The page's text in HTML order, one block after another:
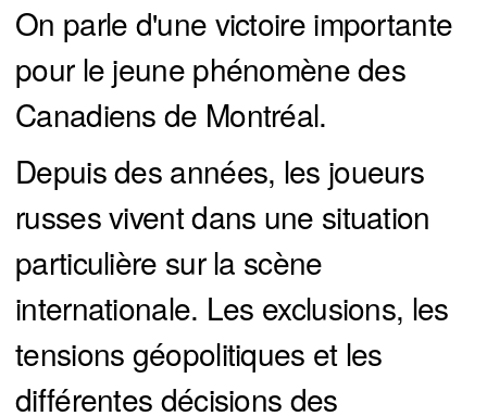
On parle d'une victoire importante
pour le jeune phénomène des
Canadiens de Montréal.
Depuis des années, les joueurs
russes vivent dans une situation
particulière sur la scène
internationale. Les exclusions, les
tensions géopolitiques et les
différentes décisions des